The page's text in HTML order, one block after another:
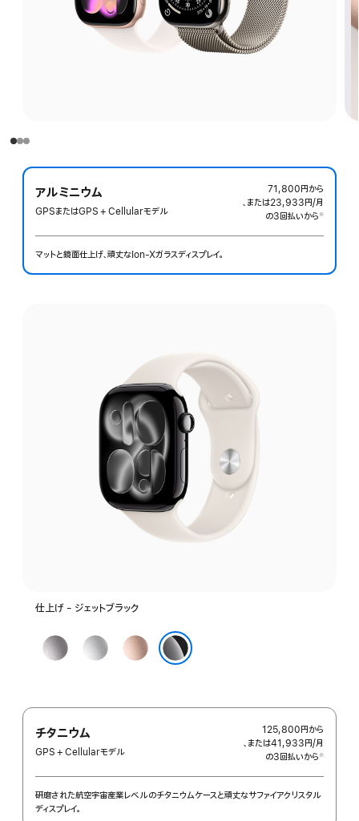
アルミニウム
GPSまたはGPS + Cellularモデル
71,800円から
、または23,933円/月
の3回払いから ※
マットと鏡面仕上げ、頑丈なIon-Xガラスディスプレイ。
仕上げ - ジェットブラック
ス
ペ
レ
イ
シ
ル
ロ
ー
ド
チタニウム
GPS + Cellularモデル
125,800円から
、または41,933円/月
の3回払いから ※
研磨された航空宇宙産業レベルのチタニウムケースと頑丈なサ‍フ‍ァ‍イアクリスタル
ディスプレイ。